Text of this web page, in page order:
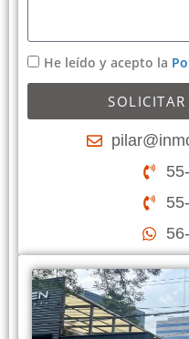
He leído y acepto la